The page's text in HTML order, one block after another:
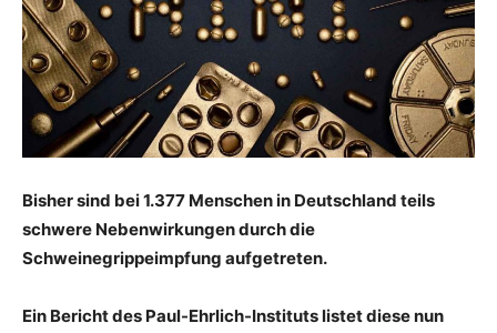
Bisher sind bei 1.377 Menschen in Deutschland teils
schwere Nebenwirkungen durch die
Schweinegrippeimpfung aufgetreten.
Ein Bericht des Paul-Ehrlich-Instituts listet diese nun